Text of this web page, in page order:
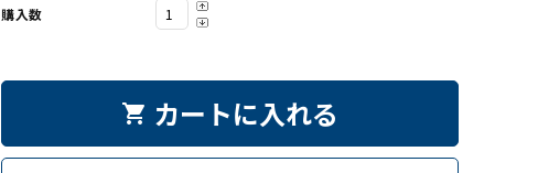
購入数
shopping_cart カートに入れる